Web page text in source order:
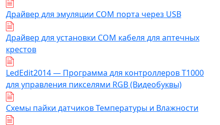
Драйвер для эмуляции COM порта через USB
Драйвер для установки COM кабеля для аптечных
крестов
LedEdit2014 — Программа для контроллеров T1000
для управления пикселями RGB (Видеобуквы)
Схемы пайки датчиков Температуры и Влажности